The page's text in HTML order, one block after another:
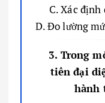
C. Xác
D. Đo lường
3. Trong
tiên đại
hành